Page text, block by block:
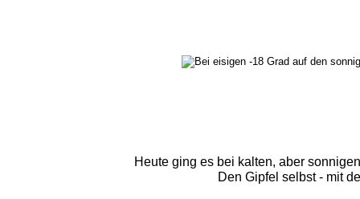
Heute ging es bei kalten, aber
Den Gipfel selbst - mit